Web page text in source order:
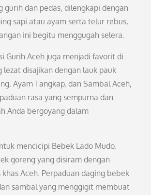
gurih dan pedas, dilengkapi dengan
sapi atau ayam serta telur rebus,
ini begitu menggugah selera.
Gurih Aceh juga menjadi favorit di
lezat disajikan dengan lauk pauk
Ayam Tangkap, dan Sambal Aceh,
rasa yang sempurna dan
Anda bergoyang dalam
mencicipi Bebek Lado Mudo,
goreng yang disiram dengan
khas Aceh. Perpaduan daging bebek
sambal yang menggigit membuat